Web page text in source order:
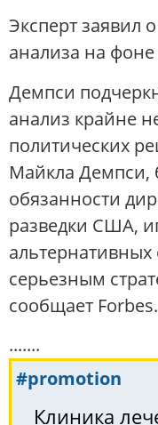
Эксперт заявил
анализа на
Демпси
анализ крайне
политических
Майкла
обязанности
разведки США,
серьезным
сообщает Forbes.
.......
#promotion
Клиника